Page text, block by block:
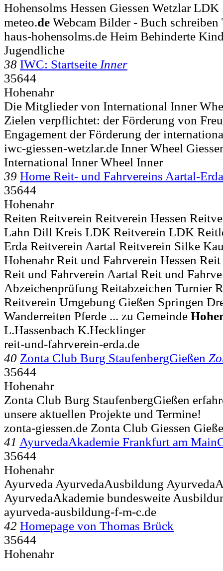
Hohensolms Hessen Giessen Wetzlar
meteo.de Webcam Bilder - Buch
haus-hohensolms.de Heim Behinderte
Jugendliche
38 IWC: Startseite Inner
35644
Hohenahr
Die Mitglieder von International Inner
Zielen verpflichtet: der Förderung von
Engagement der Förderung der
iwc-giessen-wetzlar.de Inner Wheel
International Inner Wheel Inner
39 Home Reit- und Fahrvereins Aartal-
35644
Hohenahr
Reiten Reitverein Reitverein Hessen
Lahn Dill Kreis LDK Reitverein LDK
Erda Reitverein Aartal Reitverein Silke
Hohenahr Reit und Fahrverein Hessen
Reit und Fahrverein Aartal Reit und
Abzeichenprüfung Reitabzeichen Turnier
Reitverein Umgebung Gießen Springen
Wanderreiten Pferde ... zu Gemeinde
L.Hassenbach K.Hecklinger
reit-und-fahrverein-erda.de
40 Zonta Club Burg StaufenbergGießen
35644
Hohenahr
Zonta Club Burg StaufenbergGießen
unsere aktuellen Projekte und Termine!
zonta-giessen.de Zonta Club Giessen
41 AyurvedaAkademie Frankfurt am
35644
Hohenahr
Ayurveda AyurvedaAusbildung
AyurvedaAkademie bundesweite
ayurveda-ausbildung-f-m-c.de
42 Homepage von Thomas Brück
35644
Hohenahr